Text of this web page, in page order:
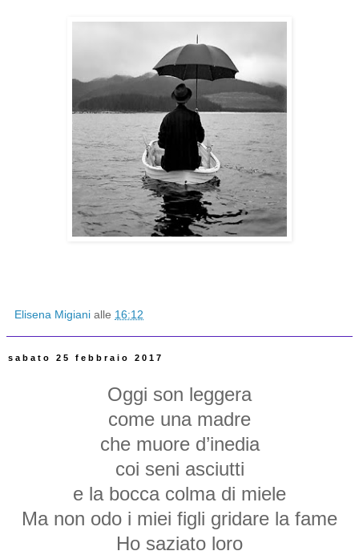
Elisena Migiani alle 16:12
sabato 25 febbraio 2017
Oggi son leggera
come una madre
che muore d’inedia
coi seni asciutti
e la bocca colma di miele
Ma non odo i miei figli gridare la fame
Ho saziato loro